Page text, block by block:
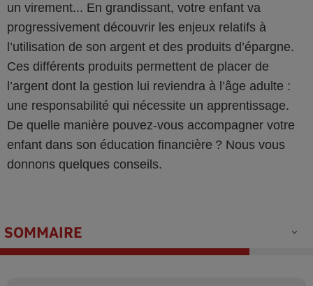
un virement... En grandissant, votre enfant va
progressivement découvrir les enjeux relatifs à
l’utilisation de son argent et des produits d’épargne.
Ces différents produits permettent de placer de
l’argent dont la gestion lui reviendra à l’âge adulte :
une responsabilité qui nécessite un apprentissage.
De quelle manière pouvez-vous accompagner votre
enfant dans son éducation financière ? Nous vous
donnons quelques conseils.
SOMMAIRE